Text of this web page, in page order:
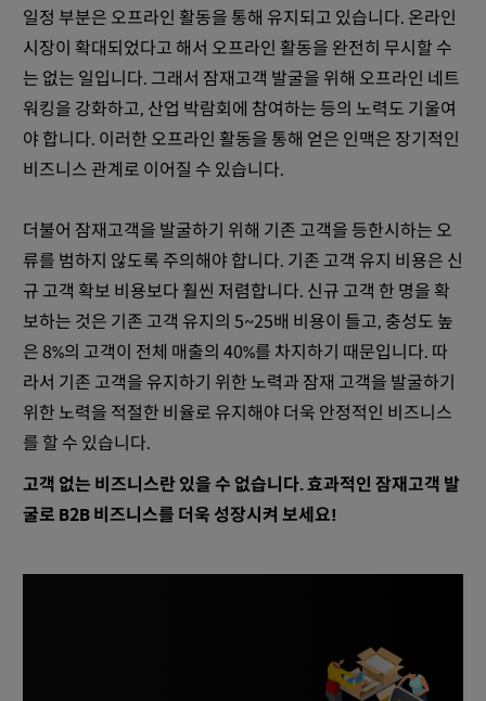
일정 부분은 오프라인 활동을 통해 유지되고 있습니다. 온라인
시장이 확대되었다고 해서 오프라인 활동을 완전히 무시할 수
는 없는 일입니다. 그래서 잠재고객 발굴을 위해 오프라인 네트
워킹을 강화하고, 산업 박람회에 참여하는 등의 노력도 기울여
야 합니다. 이러한 오프라인 활동을 통해 얻은 인맥은 장기적인
비즈니스 관계로 이어질 수 있습니다.
더불어 잠재고객을 발굴하기 위해 기존 고객을 등한시하는 오
류를 범하지 않도록 주의해야 합니다. 기존 고객 유지 비용은 신
규 고객 확보 비용보다 훨씬 저렴합니다. 신규 고객 한 명을 확
보하는 것은 기존 고객 유지의 5~25배 비용이 들고, 충성도 높
은 8%의 고객이 전체 매출의 40%를 차지하기 때문입니다. 따
라서 기존 고객을 유지하기 위한 노력과 잠재 고객을 발굴하기
위한 노력을 적절한 비율로 유지해야 더욱 안정적인 비즈니스
를 할 수 있습니다.
고객 없는 비즈니스란 있을 수 없습니다. 효과적인 잠재고객 발
굴로 B2B 비즈니스를 더욱 성장시켜 보세요!